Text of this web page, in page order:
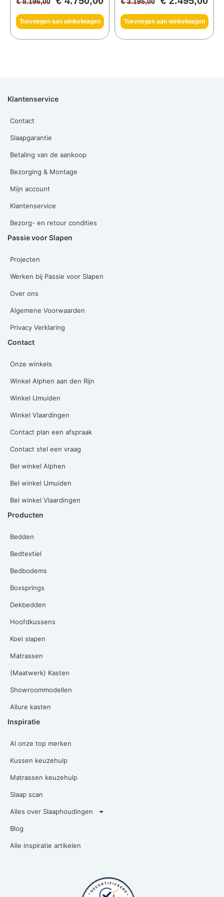
€8.196,00
Toevoegen aan winkelwagen
€3.195,00
Toevoegen aan winkelwagen
Klantenservice
Contact
Slaapgarantie
Betaling van de aankoop
Bezorging & Montage
Mijn account
Klantenservice
Bezorg- en retour condities
Passie voor Slapen
Projecten
Werken bij Passie voor Slapen
Over ons
Algemene Voorwaarden
Privacy Verklaring
Contact
Onze winkels
Winkel Alphen aan den Rijn
Winkel IJmuiden
Winkel Vlaardingen
Contact plan een afspraak
Contact stel een vraag
Bel winkel Alphen
Bel winkel IJmuiden
Bel winkel Vlaardingen
Producten
Bedden
Bedtextiel
Bedbodems
Boxsprings
Dekbedden
Hoofdkussens
Koel slapen
Matrassen
(Maatwerk) Kasten
Showroommodellen
Allure kasten
Inspiratie
Al onze top merken
Kussen keuzehulp
Matrassen keuzehulp
Slaap scan
Alles over Slaaphoudingen
Blog
Alle inspiratie artikelen